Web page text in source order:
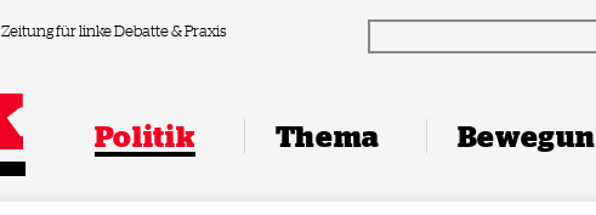
Zeitung für linke Debatte & Praxis
Politik Thema